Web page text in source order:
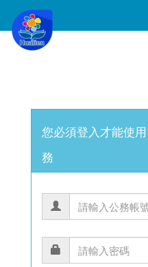
您必須登入才能使用
務